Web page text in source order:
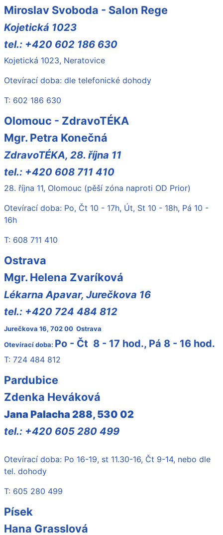
Miroslav Svoboda - Salon Rege
Kojetická 1023
tel.: +420 602 186 630
Kojetická 1023, Neratovice
Otevírací doba: dle telefonické dohody
T: 602 186 630
Olomouc - ZdravoTÉKA
Mgr. Petra Konečná
ZdravoTÉKA, 28. října 11
tel.: +420 608 711 410
28. října 11, Olomouc (pěší zóna naproti OD Prior)
Otevírací doba: Po, Čt 10 - 17h, Út, St 10 - 18h, Pá 10 -
16h
T: 608 711 410
Ostrava
Mgr. Helena Zvaríková
Lékarna Apavar, Jurečkova 16
tel.: +420 724 484 812
Jurečkova 16, 702 00 Ostrava
Otevírací doba: Po - Čt 8 - 17 hod., Pá 8 - 16 hod.
T: 724 484 812
Pardubice
Zdenka Heváková
Jana Palacha 288, 530 02
tel.: +420 605 280 499
Otevírací doba: Po 16-19, st 11.30-16, Čt 9-14, nebo dle
tel. dohody
T: 605 280 499
Písek
Hana Grasslová